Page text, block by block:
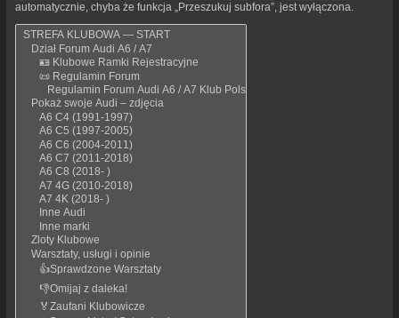
automatycznie, chyba że funkcja „Przeszukuj subfora”, jest wyłączona.